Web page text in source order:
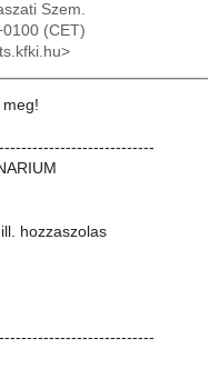
Szem.
(CET)
hozzaszolas